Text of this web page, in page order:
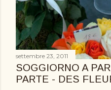
settembre 23, 2011
SOGGIORNO A
PARTE - DES